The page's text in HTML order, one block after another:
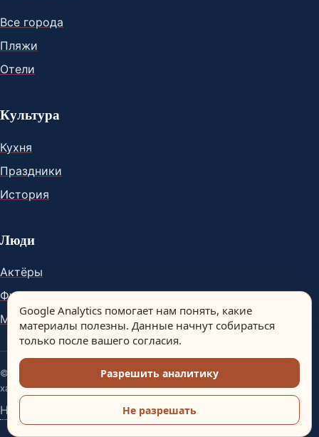
Все города
Пляжи
Отели
Культура
Кухня
Праздники
История
Люди
Актёры
Футболисты
Музыканты
© Spain Dream. Материалы сайта носят информационный
характер.
Настройки аналитики
Google Analytics помогает нам понять, какие
материалы полезны. Данные начнут собираться
только после вашего согласия.
Разрешить аналитику
Не разрешать